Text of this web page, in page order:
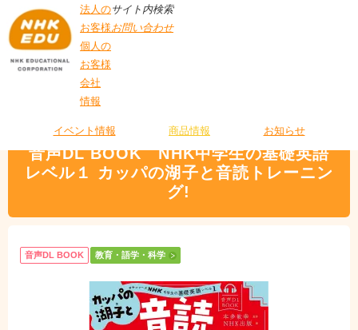
法人の
お客様
個人の
お客様
会社
情報
サイト内検索
お問い合わせ
イベント情報 商品情報 お知らせ
ル１ カッパの湖子と音読トレーニング!
音声DL BOOK NHK中学生の基礎英語
レベル１ カッパの湖子と音読トレーニン
グ!
音声DL BOOK 教育・語学・科学